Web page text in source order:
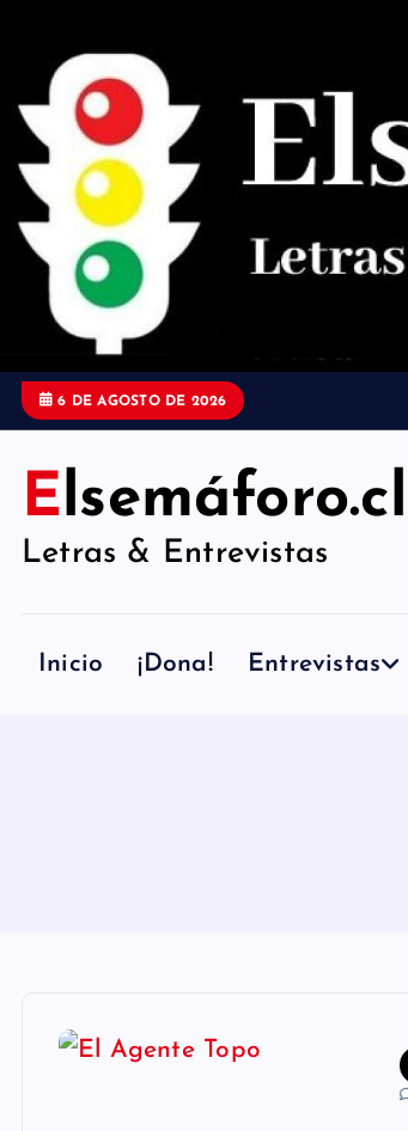
n
6 DE AGOSTO DE 2026
Elsemáforo.cl
Letras & Entrevistas
Inicio ¡Dona! Entrevistas